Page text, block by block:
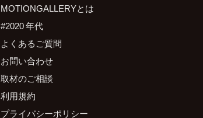
MOTIONGALLERYとは
#2020 年代
よくあるご質問
お問い合わせ
取材のご相談
利用規約
プライバシーポリシー